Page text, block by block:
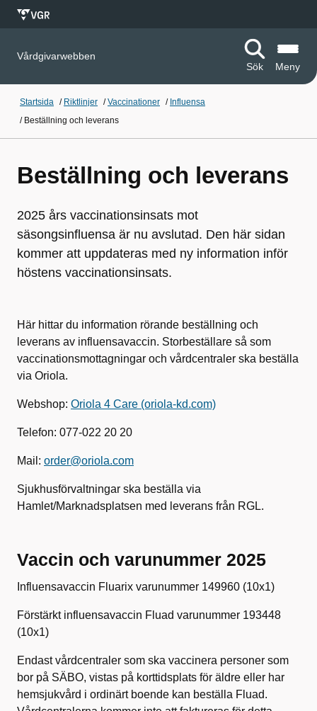
Vårdgivarwebben
Sök
Meny
Startsida / Riktlinjer /Vaccinationer / Influensa
/ Beställning och leverans
Beställning och leverans
2025 års vaccinationsinsats mot
säsongsinfluensa är nu avslutad. Den här sidan
kommer att uppdateras med ny information inför
höstens vaccinationsinsats.
Här hittar du information rörande beställning och
leverans av influensavaccin. Storbeställare så som
vaccinationsmottagningar och vårdcentraler ska beställa
via Oriola.
Webshop: Oriola 4 Care (oriola-kd.com)
Telefon: 077-022 20 20
Mail: order@oriola.com
Sjukhusförvaltningar ska beställa via
Hamlet/Marknadsplatsen med leverans från RGL.
Vaccin och varunummer 2025
Influensavaccin Fluarix varunummer 149960 (10x1)
Förstärkt influensavaccin Fluad varunummer 193448
(10x1)
Endast vårdcentraler som ska vaccinera personer som
bor på SÄBO, vistas på korttidsplats för äldre eller har
hemsjukvård i ordinärt boende kan beställa Fluad.